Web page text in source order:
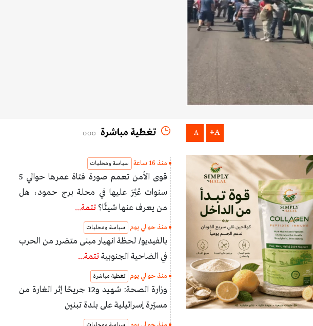
A+
A- تغطية مباشرة
منذ 16 ساعة سياسة ومحليات
قوى الأمن تعمم صورة فتاة عمرها حوالي 5
سنوات عُثِرَ عليها في محلة برج حمود، هل
من يعرف عنها شيئًا؟ تتمة...
منذ حوالي يوم سياسة ومحليات
بالفيديو/ لحظة انهيار مبنى متضرر من الحرب
في الضاحية الجنوبيةتتمة...
منذ حوالي يوم تغطية مباشرة
وزارة الصحة: شهيد و12 جريحًا إثر الغارة من
مسيّرة إسرائيلية على بلدة تبنين